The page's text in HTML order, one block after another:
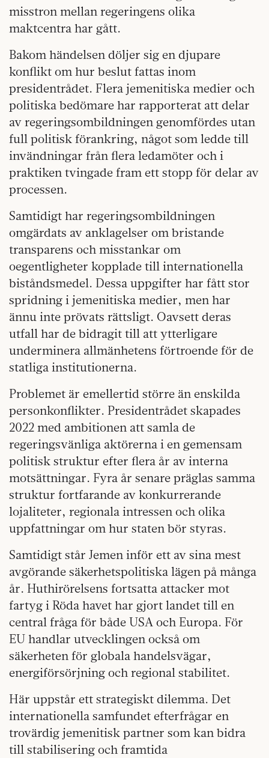
misstron mellan regeringens olika
maktcentra har gått.
Bakom händelsen döljer sig en djupare
konflikt om hur beslut fattas inom
presidentrådet. Flera jemenitiska medier och
politiska bedömare har rapporterat att delar
av regeringsombildningen genomfördes utan
full politisk förankring, något som ledde till
invändningar från flera ledamöter och i
praktiken tvingade fram ett stopp för delar av
processen.
Samtidigt har regeringsombildningen
omgärdats av anklagelser om bristande
transparens och misstankar om
oegentligheter kopplade till internationella
biståndsmedel. Dessa uppgifter har fått stor
spridning i jemenitiska medier, men har
ännu inte prövats rättsligt. Oavsett deras
utfall har de bidragit till att ytterligare
underminera allmänhetens förtroende för de
statliga institutionerna.
Problemet är emellertid större än enskilda
personkonflikter. Presidentrådet skapades
2022 med ambitionen att samla de
regeringsvänliga aktörerna i en gemensam
politisk struktur efter flera år av interna
motsättningar. Fyra år senare präglas samma
struktur fortfarande av konkurrerande
lojaliteter, regionala intressen och olika
uppfattningar om hur staten bör styras.
Samtidigt står Jemen inför ett av sina mest
avgörande säkerhetspolitiska lägen på många
år. Huthirörelsens fortsatta attacker mot
fartyg i Röda havet har gjort landet till en
central fråga för både USA och Europa. För
EU handlar utvecklingen också om
säkerheten för globala handelsvägar,
energiförsörjning och regional stabilitet.
Här uppstår ett strategiskt dilemma. Det
internationella samfundet efterfrågar en
trovärdig jemenitisk partner som kan bidra
till stabilisering och framtida